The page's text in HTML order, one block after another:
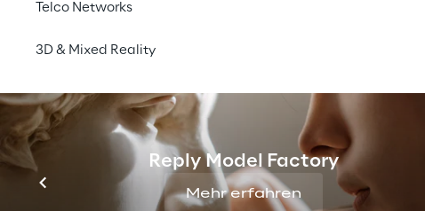
Telco Networks
3D & Mixed Reality
Reply Model Factory
Mehr erfahren
Willkommen im Zeitalter der Nachhaltigkeit
: Da
hat die sogenannte Grüne Logistik im
von der Materialbeschaffung über das Design, die
Optimierung, Emissions-Reduktion, Flotten-
Technologien eine verbesserte Nachhaltigkeit zu
emissionsarm hin zu emissionsreduzierenden